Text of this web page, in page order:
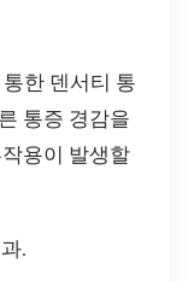
한 덴서티 통
통증 경감을
용이 발생할
.